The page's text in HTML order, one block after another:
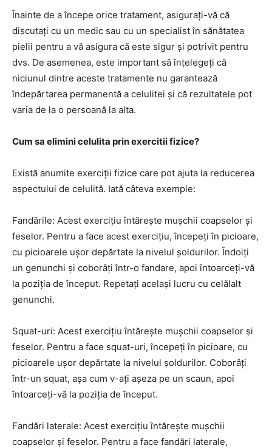
Înainte de a începe orice tratament, asigurați-vă că
discutați cu un medic sau cu un specialist în sănătatea
pielii pentru a vă asigura că este sigur și potrivit pentru
dvs. De asemenea, este important să înțelegeți că
niciunul dintre aceste tratamente nu garantează
îndepărtarea permanentă a celulitei și că rezultatele pot
varia de la o persoană la alta.
Cum sa elimini celulita prin exercitii fizice?
Există anumite exerciții fizice care pot ajuta la reducerea
aspectului de celulită. Iată câteva exemple:
Fandările: Acest exercițiu întărește mușchii coapselor și
feselor. Pentru a face acest exercițiu, începeți în picioare,
cu picioarele ușor depărtate la nivelul șoldurilor. Îndoiți
un genunchi și coborâți într-o fandare, apoi întoarceți-vă
la poziția de început. Repetați același lucru cu celălalt
genunchi.
Squat-uri: Acest exercițiu întărește mușchii coapselor și
feselor. Pentru a face squat-uri, începeți în picioare, cu
picioarele ușor depărtate la nivelul șoldurilor. Coborâți
într-un squat, așa cum v-ați așeza pe un scaun, apoi
întoarceți-vă la poziția de început.
Fandări laterale: Acest exercițiu întărește mușchii
coapselor și feselor. Pentru a face fandări laterale,